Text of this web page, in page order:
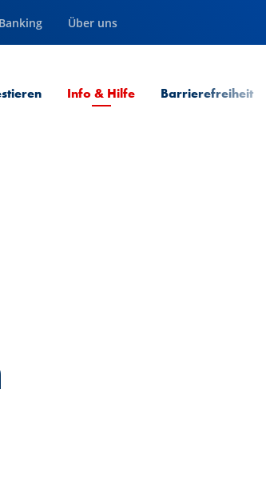
Über uns
Info & HilfeAktuelle Seite
Barrierefreiheit